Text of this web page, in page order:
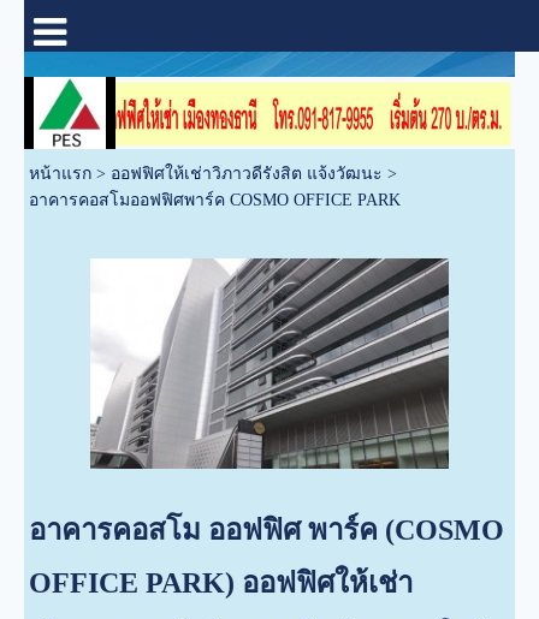
หน้าแรก > ออฟฟิศให้เช่าวิภาวดีรังสิต แจ้งวัฒนะ >
อาคารคอสโมออฟฟิศพาร์ค COSMO OFFICE PARK
อาคารคอสโม ออฟฟิศ พาร์ค (COSMO
OFFICE PARK) ออฟฟิศให้เช่า